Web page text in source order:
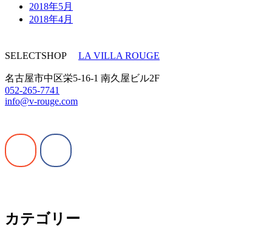
2018年5月
2018年4月
SELECTSHOP LA VILLA ROUGE
名古屋市中区栄5-16-1 南久屋ビル2F
052-265-7741
info@v-rouge.com
カテゴリー